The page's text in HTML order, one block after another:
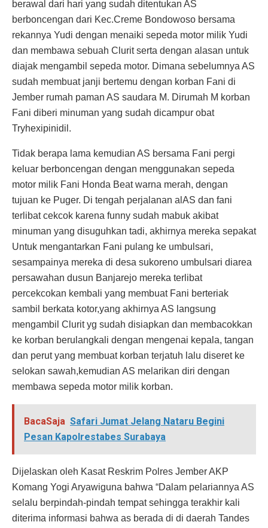
berawal dari hari yang sudah ditentukan AS
berboncengan dari Kec.Creme Bondowoso bersama
rekannya Yudi dengan menaiki sepeda motor milik Yudi
dan membawa sebuah Clurit serta dengan alasan untuk
diajak mengambil sepeda motor. Dimana sebelumnya AS
sudah membuat janji bertemu dengan korban Fani di
Jember rumah paman AS saudara M. Dirumah M korban
Fani diberi minuman yang sudah dicampur obat
Tryhexipinidil.
Tidak berapa lama kemudian AS bersama Fani pergi
keluar berboncengan dengan menggunakan sepeda
motor milik Fani Honda Beat warna merah, dengan
tujuan ke Puger. Di tengah perjalanan alAS dan fani
terlibat cekcok karena funny sudah mabuk akibat
minuman yang disuguhkan tadi, akhirnya mereka sepakat
Untuk mengantarkan Fani pulang ke umbulsari,
sesampainya mereka di desa sukoreno umbulsari diarea
persawahan dusun Banjarejo mereka terlibat
percekcokan kembali yang membuat Fani berteriak
sambil berkata kotor,yang akhirnya AS langsung
mengambil Clurit yg sudah disiapkan dan membacokkan
ke korban berulangkali dengan mengenai kepala, tangan
dan perut yang membuat korban terjatuh lalu diseret ke
selokan sawah,kemudian AS melarikan diri dengan
membawa sepeda motor milik korban.
BacaSaja Safari Jumat Jelang Nataru Begini
Pesan Kapolrestabes Surabaya
Dijelaskan oleh Kasat Reskrim Polres Jember AKP
Komang Yogi Aryawiguna bahwa “Dalam pelariannya AS
selalu berpindah-pindah tempat sehingga terakhir kali
diterima informasi bahwa as berada di di daerah Tandes